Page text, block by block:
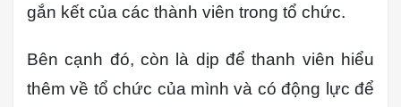
gắn kết của các thành viên trong tổ chức.
Bên cạnh đó, còn là dịp để thanh viên hiểu
thêm về tổ chức của mình và có động lực để